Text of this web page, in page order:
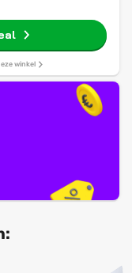
winkel